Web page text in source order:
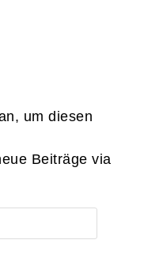
um diesen
Beiträge via